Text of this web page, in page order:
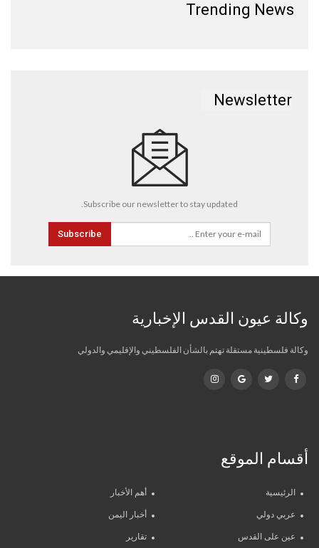
Trending News
Newsletter
Subscribe our newsletter to stay updated.
Subscribe
وكالة عيون القدس الإخبارية
وكالة فلسطينية مستقلة تهتم بالشأن الفلسطيني والإقليمي والدولي
أقسام الموقع
الرئيسية أهم الأخبار
عربي دولي أخبار اليمن
عين على القدس تقارير